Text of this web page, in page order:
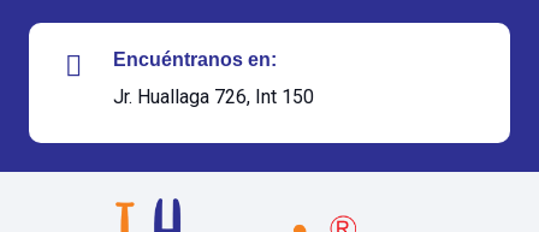
Encuéntranos en:
Jr. Huallaga 726, Int 150